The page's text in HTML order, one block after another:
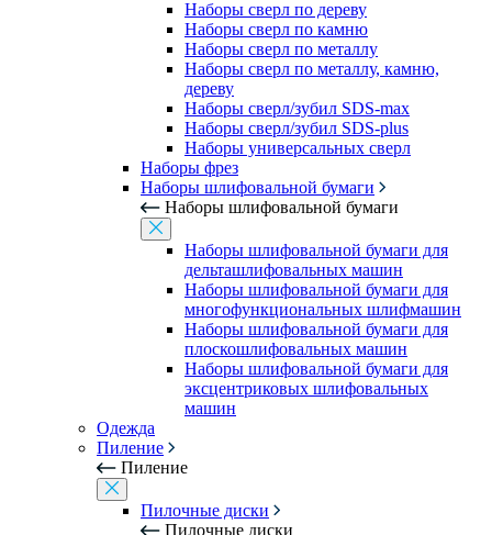
Наборы сверл по дереву
Наборы сверл по камню
Наборы сверл по металлу
Наборы сверл по металлу, камню,
дереву
Наборы сверл/зубил SDS-max
Наборы сверл/зубил SDS-plus
Наборы универсальных сверл
Наборы фрез
Наборы шлифовальной бумаги
Наборы шлифовальной бумаги
Наборы шлифовальной бумаги для
дельташлифовальных машин
Наборы шлифовальной бумаги для
многофункциональных шлифмашин
Наборы шлифовальной бумаги для
плоскошлифовальных машин
Наборы шлифовальной бумаги для
эксцентриковых шлифовальных
машин
Одежда
Пиление
Пиление
Пилочные диски
Пилочные диски